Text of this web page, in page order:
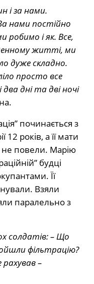
і за нами.
нами постійно
робимо і як. Все,
житті, ми
дуже складно.
просто все
дні та дві ночі
починається з
12 років, а її мати
не повели. Марію
будці
Її
Взяли
паралельно з
солдатів: – Що
фільтрацію?
–